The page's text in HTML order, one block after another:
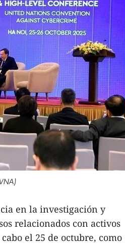
en la investigación y
relacionados con activos
el 25 de octubre, como